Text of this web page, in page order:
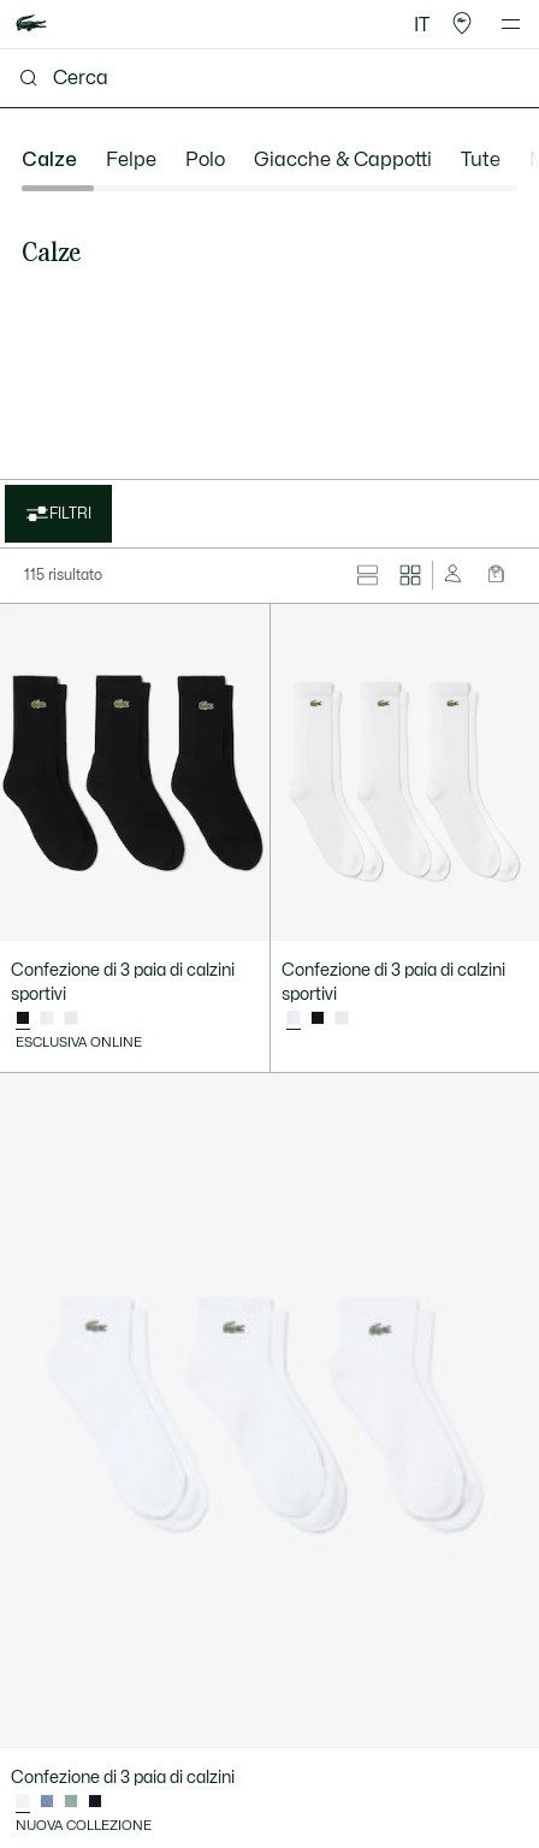
IT
Calze Felpe Polo Giacche & Cappotti Tute
Calze
FILTRI
115 risultato
Confezione di 3 paia di calzini
sportivi
ESCLUSIVA ONLINE
Confezione di 3 paia di calzini
sportivi
Confezione di 3 paia di calzini
NUOVA COLLEZIONE